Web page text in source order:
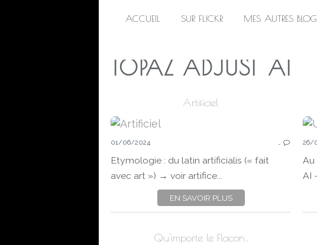
ACCUEIL SUR FLICKR MES AUTRES
TOPAZ ADJUST AI
Artificiel
01/06/2024 …
Etymologie : du latin artificialis (« fait
avec art ») → voir artifice...
EN SAVOIR PLUS
26/
Au
AI
Qu'importe le Flacon..